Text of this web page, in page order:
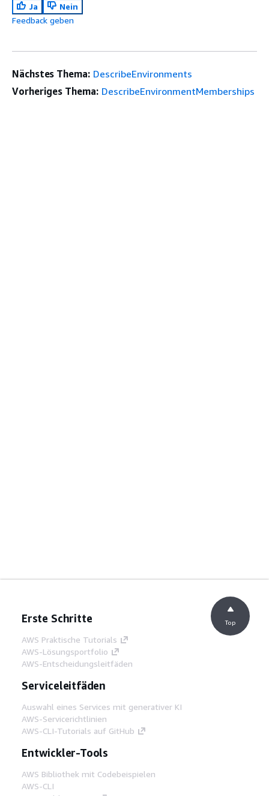
Ja
Nein
Feedback geben
Nächstes Thema: DescribeEnvironments
Vorheriges Thema: DescribeEnvironmentMemberships
Erste Schritte
AWS Praktische Tutorials
AWS-Lösungsportfolio
AWS-Entscheidungsleitfäden
Serviceleitfäden
Auswahl eines Services mit generativer KI
AWS-Servicerichtlinien
AWS-CLI-Tutorials auf GitHub
Entwickler-Tools
AWS Bibliothek mit Codebeispielen
AWS-CLI
AWS Builder Center
Top